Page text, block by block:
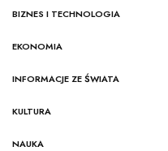
BIZNES I TECHNOLOGIA
EKONOMIA
INFORMACJE ZE ŚWIATA
KULTURA
NAUKA